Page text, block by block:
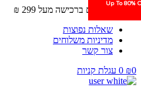
משלוחים חינם ברכישה מעל 299 ₪
שאלות נפוצות
מדיניות משלוחים
צור קשר
₪0
0 עגלת קניות
Up To 80%